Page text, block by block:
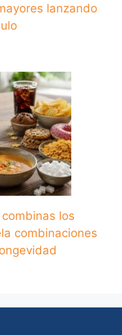
lanzando
los
combinaciones